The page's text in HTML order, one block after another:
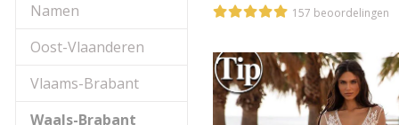
Namen
Oost-Vlaanderen
Vlaams-Brabant
Waals-Brabant
157 beoordelingen